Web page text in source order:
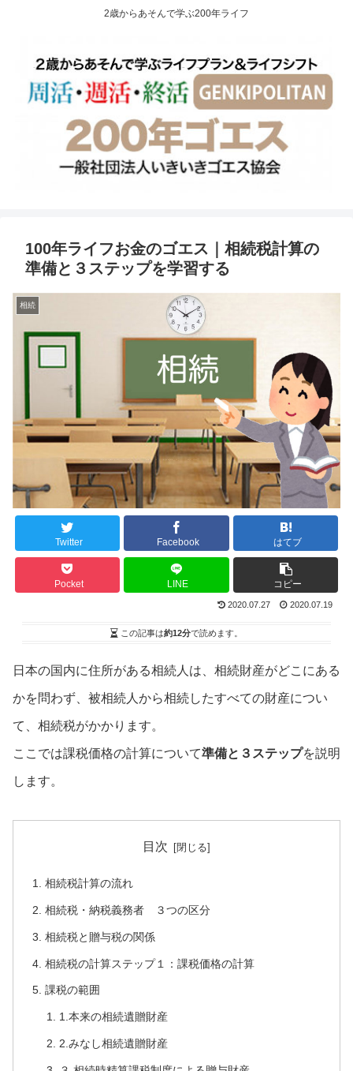
2歳からあそんで学ぶ200年ライフ
100年ライフお金のゴエス｜相続税計算の
準備と３ステップを学習する
相続
Twitter Facebook はてブ
Pocket LINE コピー
2020.07.27 2020.07.19
この記事は約12分で読めます。
日本の国内に住所がある相続人は、相続財産がどこにある
かを問わず、被相続人から相続したすべての財産につい
て、相続税がかかります。
ここでは課税価格の計算について準備と３ステップを説明
します。
目次
相続税計算の流れ
相続税・納税義務者 ３つの区分
相続税と贈与税の関係
相続税の計算ステップ１：課税価格の計算
課税の範囲
1.本来の相続遺贈財産
2.みなし相続遺贈財産